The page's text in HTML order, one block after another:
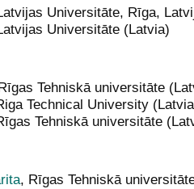
Universitāte, Rīga,
Universitāte (Latvia)
Tehniskā universitāte
Technical University
Tehniskā universitāte
, Rīgas Tehniskā